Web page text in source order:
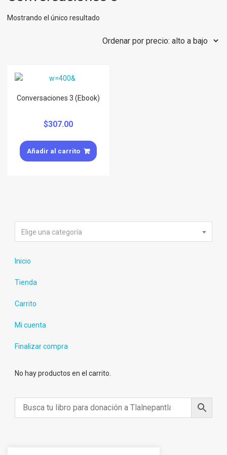
Mostrando el único resultado
Conversaciones 3 (Ebook)
$307.00
Añadir al carrito
Elige una categoría
Inicio
Tienda
Carrito
Mi cuenta
Finalizar compra
No hay productos en el carrito.